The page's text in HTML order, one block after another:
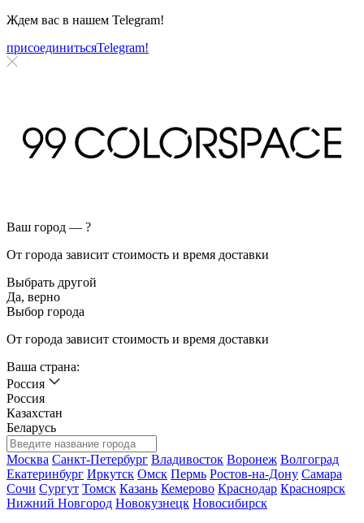
Ждем вас в нашем Telegram!
присоединитьсяTelegram!
Ваш город — ?
От города зависит стоимость и время доставки
Выбрать другой
Да, верно
Выбор города
От города зависит стоимость и время доставки
Ваша страна:
Россия
Россия
Казахстан
Беларусь
Москва Санкт-Петербург Владивосток Воронеж Волгоград
Екатеринбург Иркутск Омск Пермь Ростов-на-Дону Самара
Сочи Сургут Томск Казань Кемерово Краснодар Красноярск
Нижний Новгород Новокузнецк Новосибирск